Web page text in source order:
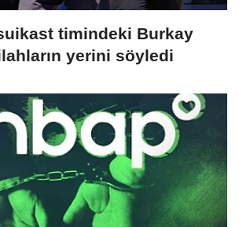
timindeki Burkay
yerini söyledi